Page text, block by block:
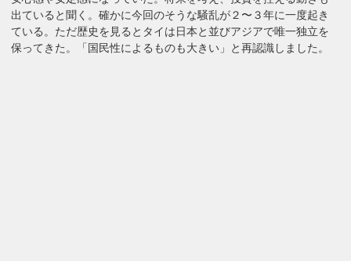
出ていると聞く。確かに今回のそうな騒乱が２〜３年に一度起き
ている。ただ歴史を見るとタイは日本と並びアジアで唯一独立を
保ってきた。「国民性によるものも大きい」と再認識しました。